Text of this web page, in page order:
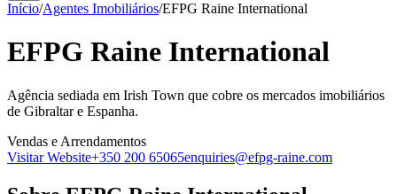
Início/Agentes Imobiliários/EFPG Raine International
EFPG Raine International
Agência sediada em Irish Town que cobre os mercados imobiliários
de Gibraltar e Espanha.
Vendas e Arrendamentos
Visitar Website+350 200 65065enquiries@efpg-raine.com